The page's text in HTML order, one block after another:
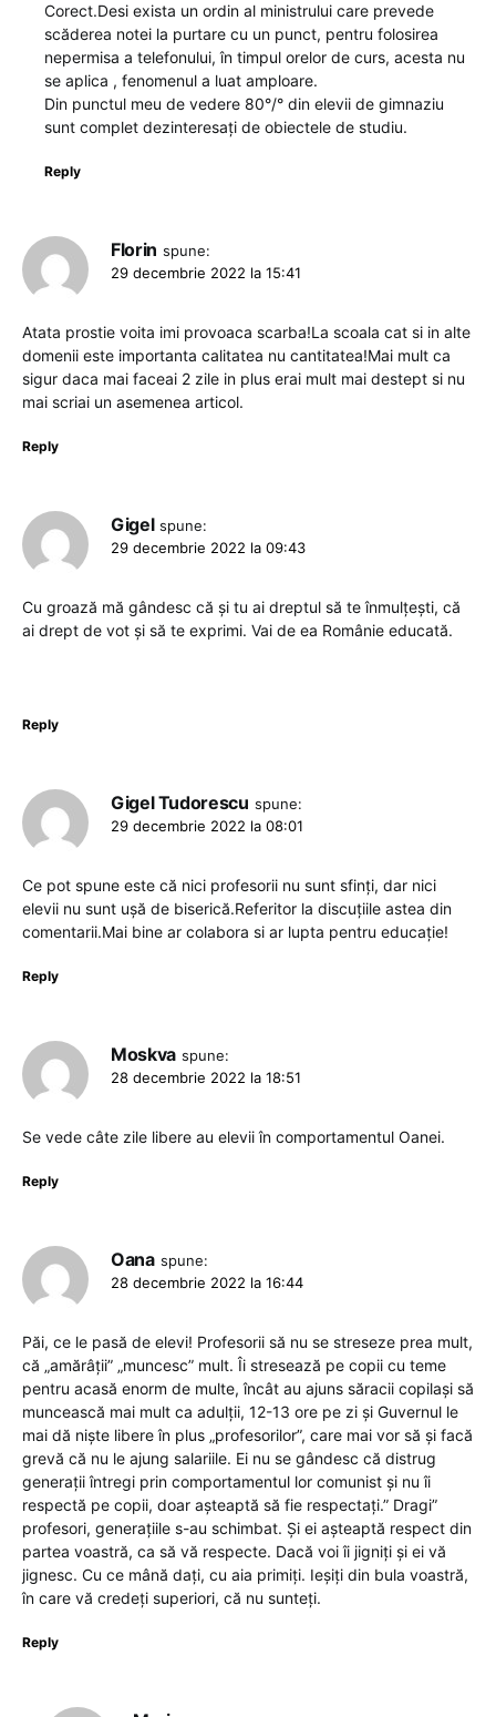
Corect.Desi exista un ordin al ministrului care prevede
scăderea notei la purtare cu un punct, pentru folosirea
nepermisa a telefonului, în timpul orelor de curs, acesta nu
se aplica , fenomenul a luat amploare.
Din punctul meu de vedere 80°/° din elevii de gimnaziu
sunt complet dezinteresați de obiectele de studiu.
Reply
Florin spune:
29 decembrie 2022 la 15:41
Atata prostie voita imi provoaca scarba!La scoala cat si in alte
domenii este importanta calitatea nu cantitatea!Mai mult ca
sigur daca mai faceai 2 zile in plus erai mult mai destept si nu
mai scriai un asemenea articol.
Reply
Gigel spune:
29 decembrie 2022 la 09:43
Cu groază mă gândesc că și tu ai dreptul să te înmulțești, că
ai drept de vot și să te exprimi. Vai de ea Românie educată.
Reply
Gigel Tudorescu spune:
29 decembrie 2022 la 08:01
Ce pot spune este că nici profesorii nu sunt sfinți, dar nici
elevii nu sunt ușă de biserică.Referitor la discuțiile astea din
comentarii.Mai bine ar colabora si ar lupta pentru educație!
Reply
Moskva spune:
28 decembrie 2022 la 18:51
Se vede câte zile libere au elevii în comportamentul Oanei.
Reply
Oana spune:
28 decembrie 2022 la 16:44
Păi, ce le pasă de elevi! Profesorii să nu se streseze prea mult,
că „amărâții” „muncesc” mult. Îi stresează pe copii cu teme
pentru acasă enorm de multe, încât au ajuns săracii copilași să
muncească mai mult ca adulții, 12-13 ore pe zi și Guvernul le
mai dă niște libere în plus „profesorilor”, care mai vor să și facă
grevă că nu le ajung salariile. Ei nu se gândesc că distrug
generații întregi prin comportamentul lor comunist și nu îi
respectă pe copii, doar așteaptă să fie respectați.” Dragi”
profesori, generațiile s-au schimbat. Și ei așteaptă respect din
partea voastră, ca să vă respecte. Dacă voi îi jigniți și ei vă
jignesc. Cu ce mână dați, cu aia primiți. Ieșiți din bula voastră,
în care vă credeți superiori, că nu sunteți.
Reply